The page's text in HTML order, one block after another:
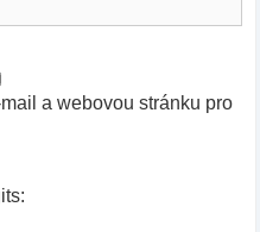
a webovou stránku pro